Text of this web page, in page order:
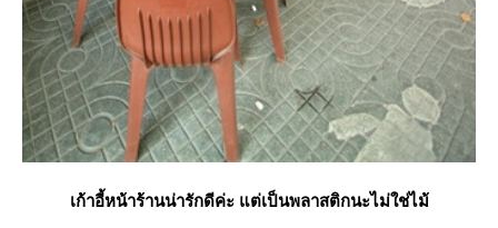
เก้าอี้หน้าร้านน่ารักดีค่ะ แต่เป็นพลาสติกนะไม่ใช่ไม้